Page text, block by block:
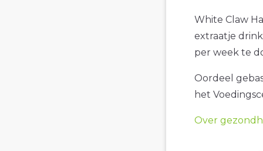
White Claw
extraatje
per week te
Oordeel
het
Over